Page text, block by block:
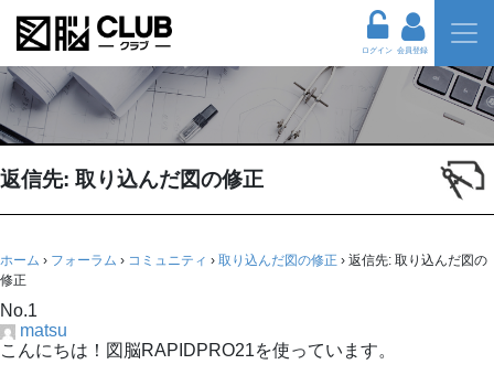
ログイン 会員登録
返信先: 取り込んだ図の修正
ホーム › フォーラム › コミュニティ › 取り込んだ図の修正 › 返信先: 取り込んだ図の
修正
No.1
matsu
こんにちは！図脳RAPIDPRO21を使っています。